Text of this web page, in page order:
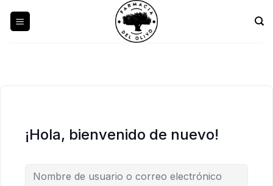
¡Hola, bienvenido de nuevo!